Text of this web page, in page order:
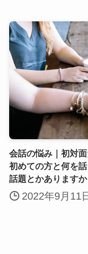
会話の悩み｜初対
初めての方と何を
話題とかありますか
2022年9月11